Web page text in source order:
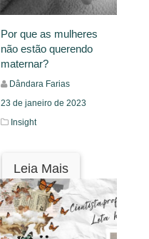
Por que as mulheres
não estão querendo
maternar?
Dândara Farias
23 de janeiro de 2023
Insight
Leia Mais